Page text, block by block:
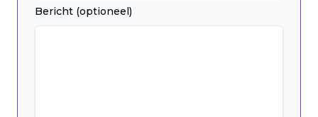
Bericht (optioneel)